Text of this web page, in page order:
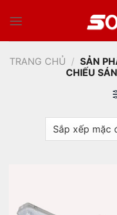
qua
TRANG CHỦ / SẢN
CHIẾU